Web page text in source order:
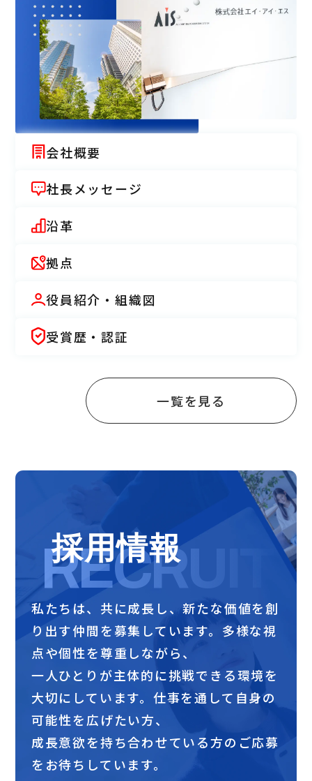
会社概要
社長メッセージ
沿革
拠点
役員紹介・組織図
受賞歴・認証
一覧を見る
採用情報
RECRUIT
私たちは、共に成長し、新たな価値を創
り出す仲間を募集しています。多様な視
点や個性を尊重しながら、
一人ひとりが主体的に挑戦できる環境を
大切にしています。仕事を通して自身の
可能性を広げたい方、
成長意欲を持ち合わせている方のご応募
をお待ちしています。